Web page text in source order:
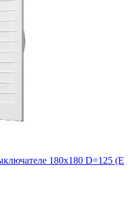
180х180 D=125 (E